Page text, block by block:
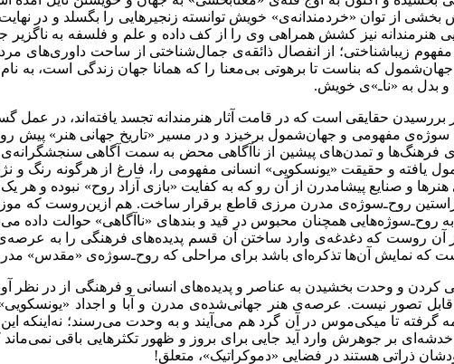
بخشی از توان «خردمندانه‌ی» خویش توانسته زنجیرهایی را بگسلد و در
هنرمندانه نیز کشش همراهی وی را از کف داده و علم و فلسفه به
زیباشناختی؛ از انفصال ذائقه‌ی جمال‌شناختی از ساحت داوری‌های
که بناست تا برهوتی بی‌معنا را که همانا جهان زندگی است، به
و بدل به «ناـ»ی خویش.
بررسیدن حقایقی است که در قامت آثار هنرمندانه تجسد یافته‌اند، در
سوژه‌ی مفهومی و جهان‌شمول برخیزد و در مسیر «تاریخ جهانی هنر» پیش
و تمدن‌های پیشین از ناآگاهی محض به سمت آگاهی سنجشگرانه‌ی
یافته و حقیقت «یونسکویی» انسانی مفهومی را، فارغ از هرگونه رنگ و
و صنایع پیشامدرن از آن رو که به کفایت «بازی آزاد روح» نبوده و هر
راستین روح‌ـ‌سوژه‌ی مدرن مرزی قاطع برقرار ساخت. هم ازین‌روست که
به روح‌ـ‌سوژه‌هایی همچنان محبوس در قید و بندهای «ناآگاهی» حوالت
آن روست که دغدغه‌ی وارد ساختن آن قسم پدیده‌های فرهنگی را به
که نمایش آن‌ها تذکره‌ای باشد برای مراحلی که روح‌ـ‌سوژه‌ی
کردن و وحدت بخشیدن به عناصر و پدیده‌های انسانی و فرهنگی از در
تصور نیست. عرصه‌ی هنر جهانی‌شده‌ی مدرن و آبا و اجداد
گرفته تا میکی‌موس در آن گرد هم می‌آیند و به وحدت می‌رسند؛
بر جوهرش وارد آید جایی برای بروز و ظهور تکثرهایی باقی
ذراتی هستند در فضایی «دموکراتیک»، متعلق!